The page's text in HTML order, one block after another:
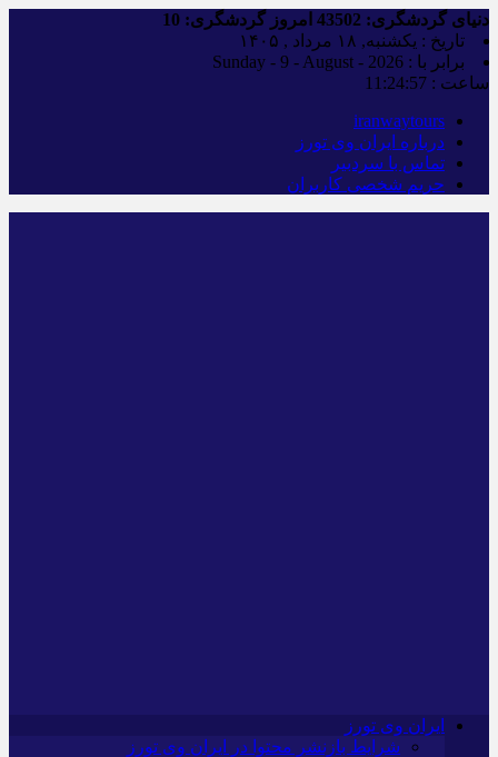
دنیای گردشگری: امروز گردشگری:
تاریخ : یکشنبه, ۱۸ مرداد , ۱۴۰۵
برابر با : Sunday - 9 - August - 2026
ساعت : 11:24:57
iranwaytours
درباره ایران وی تورز
تماس با سردبیر
حریم شخصی کاربران
ایران وی تورز
شرایط بازنشر محتوا در ایران وی تورز